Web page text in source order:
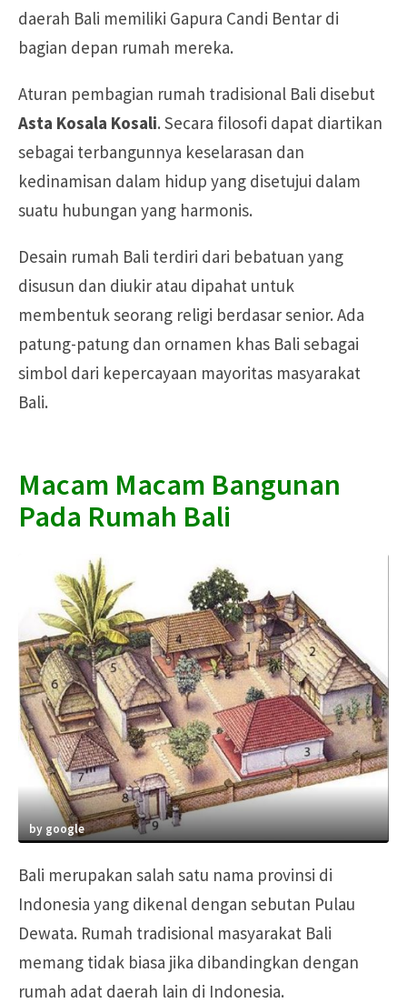
daerah Bali memiliki Gapura Candi Bentar di
bagian depan rumah mereka.
Aturan pembagian rumah tradisional Bali disebut
Asta Kosala Kosali. Secara filosofi dapat diartikan
sebagai terbangunnya keselarasan dan
kedinamisan dalam hidup yang disetujui dalam
suatu hubungan yang harmonis.
Desain rumah Bali terdiri dari bebatuan yang
disusun dan diukir atau dipahat untuk
membentuk seorang religi berdasar senior. Ada
patung-patung dan ornamen khas Bali sebagai
simbol dari kepercayaan mayoritas masyarakat
Bali.
Macam Macam Bangunan
Pada Rumah Bali
by google
Bali merupakan salah satu nama provinsi di
Indonesia yang dikenal dengan sebutan Pulau
Dewata. Rumah tradisional masyarakat Bali
memang tidak biasa jika dibandingkan dengan
rumah adat daerah lain di Indonesia.